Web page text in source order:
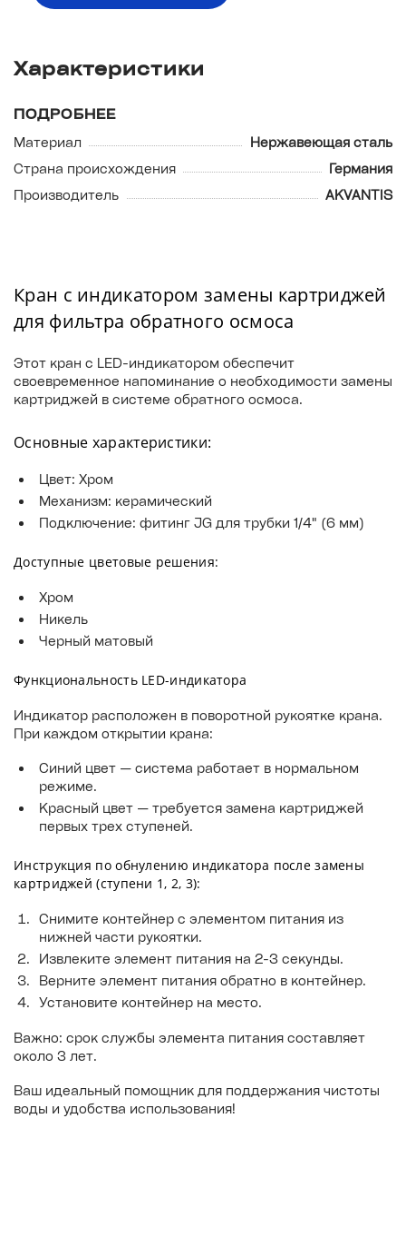
ЗАКАЗАТЬ КОНСУЛЬТАЦИЮ
Характеристики
ПОДРОБНЕЕ
Материал
Нержавеющая сталь
Страна происхождения
Германия
Производитель
AKVANTIS
Кран с индикатором замены картриджей
для фильтра обратного осмоса
Этот кран с LED-индикатором обеспечит
своевременное напоминание о необходимости замены
картриджей в системе обратного осмоса.
Основные характеристики:
Цвет: Хром
Механизм: керамический
Подключение: фитинг JG для трубки 1/4" (6 мм)
Доступные цветовые решения:
Хром
Никель
Черный матовый
Функциональность LED-индикатора
Индикатор расположен в поворотной рукоятке крана.
При каждом открытии крана:
Синий цвет — система работает в нормальном
режиме.
Красный цвет — требуется замена картриджей
первых трех ступеней.
Инструкция по обнулению индикатора после замены
картриджей (ступени 1, 2, 3):
Снимите контейнер с элементом питания из
нижней части рукоятки.
Извлеките элемент питания на 2-3 секунды.
Верните элемент питания обратно в контейнер.
Установите контейнер на место.
Важно: срок службы элемента питания составляет
около 3 лет.
Ваш идеальный помощник для поддержания чистоты
воды и удобства использования!